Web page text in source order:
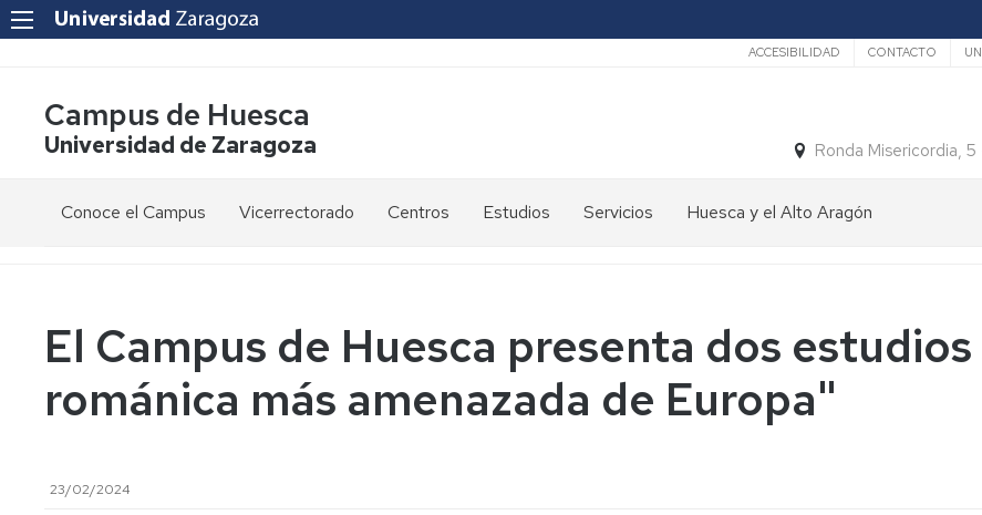
Secundario
ACCESIBILIDAD CONTACTO
Campus de Huesca
Universidad de Zaragoza Ronda Misericordia,
Conoce el Campus
Vicerrectora
de
Gobierno
estamos
Vicerrectorado
el
Lenguas
Cursos
Servicios
Secretaría
Centros Estudios
Estudios
postgrado
Servicios Huesca y el Alto Aragón
Medios
de
Turismo
En
El Campus de Huesca presenta dos
románica más amenazada de Europa"
23/02/2024